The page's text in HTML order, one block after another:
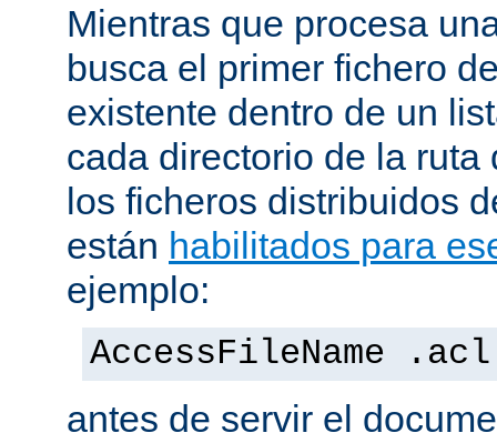
Mientras que procesa
busca el primer fichero
existente dentro de un
cada directorio de la ruta
los ficheros distribuidos
están habilitados para
ejemplo:
AccessFileName .acl
antes de servir el